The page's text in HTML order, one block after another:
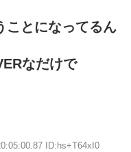
ことになってるん
なだけで
ID:hs+T64xI0